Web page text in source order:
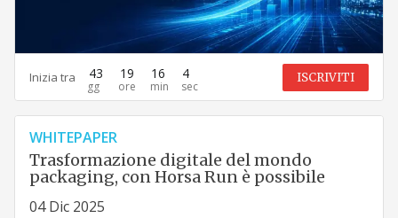
Inizia tra 43 19 16 3 ISCRIVITI
WHITEPAPER
Trasformazione digitale del mondo
packaging, con Horsa Run è possibile
04 Dic 2025